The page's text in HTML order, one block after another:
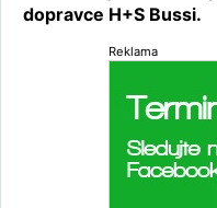
dopravce H+S Bussi.
Reklama